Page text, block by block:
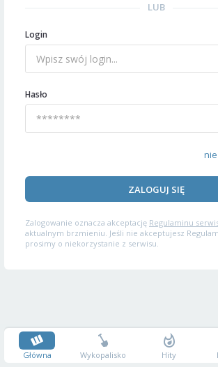
LUB
Login
Hasło
ZALOGUJ SIĘ
Zalogowanie oznacza akceptację Regulaminu
aktualnym brzmieniu. Jeśli nie akceptujesz
prosimy o niekorzystanie z serwisu.
Główna Wykopalisko Hity